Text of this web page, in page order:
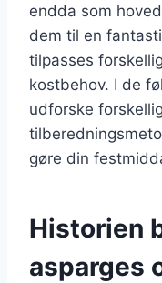
endda som
dem til en
tilpasses
kostbehov. I de
udforske
gøre din
Historien
asparges